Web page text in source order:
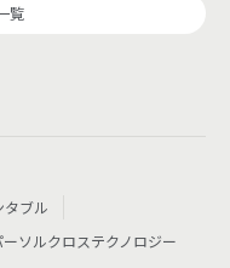
覧
タブル
ーソルクロステクノロジー